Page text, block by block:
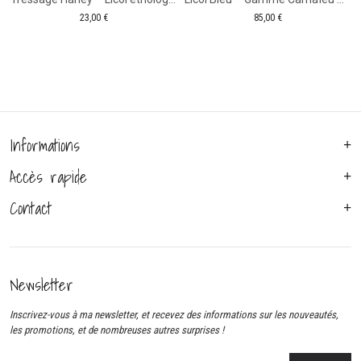
23,00 € 85,00 €
Informations
Accès rapide
Contact
Newsletter
Inscrivez-vous à ma newsletter, et recevez des informations sur les nouveautés,
les promotions, et de nombreuses autres surprises !